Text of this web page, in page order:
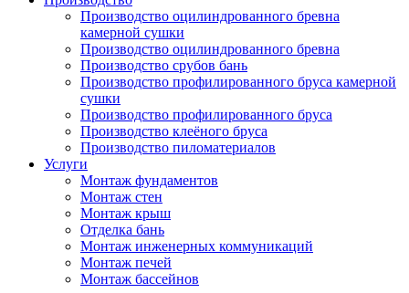
Производство оцилиндрованного бревна
камерной сушки
Производство оцилиндрованного бревна
Производство срубов бань
Производство профилированного бруса камерной
сушки
Производство профилированного бруса
Производство клеёного бруса
Производство пиломатериалов
Услуги
Монтаж фундаментов
Монтаж стен
Монтаж крыш
Отделка бань
Монтаж инженерных коммуникаций
Монтаж печей
Монтаж бассейнов